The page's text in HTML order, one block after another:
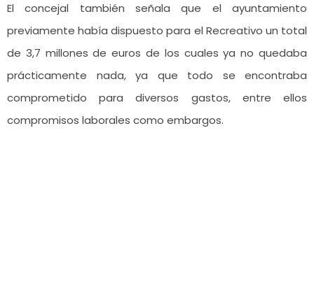
El concejal también señala que el ayuntamiento
previamente había dispuesto para el Recreativo un total
de 3,7 millones de euros de los cuales ya no quedaba
prácticamente nada, ya que todo se encontraba
comprometido para diversos gastos, entre ellos
compromisos laborales como embargos.